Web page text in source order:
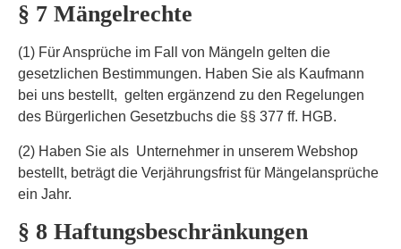
§ 7 Mängelrechte
(1) Für Ansprüche im Fall von Mängeln gelten die
gesetzlichen Bestimmungen. Haben Sie als Kaufmann
bei uns bestellt, gelten ergänzend zu den Regelungen
des Bürgerlichen Gesetzbuchs die §§ 377 ff. HGB.
(2) Haben Sie als Unternehmer in unserem Webshop
bestellt, beträgt die Verjährungsfrist für Mängelansprüche
ein Jahr.
§ 8 Haftungsbeschränkungen